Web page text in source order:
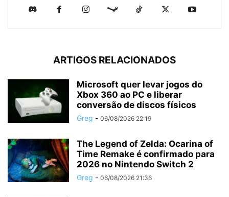
ARTIGOS RELACIONADOS
Microsoft quer levar jogos do
Xbox 360 ao PC e liberar
conversão de discos físicos
Greg - 06/08/2026 22:19
The Legend of Zelda: Ocarina of
Time Remake é confirmado para
2026 no Nintendo Switch 2
Greg - 06/08/2026 21:36